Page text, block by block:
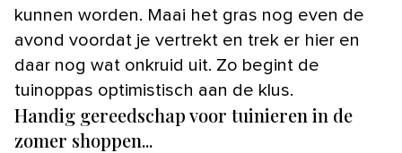
kunnen worden. Maai het gras nog even de
avond voordat je vertrekt en trek er hier en
daar nog wat onkruid uit. Zo begint de
tuinoppas optimistisch aan de klus.
Handig gereedschap voor tuinieren in de
zomer shoppen...